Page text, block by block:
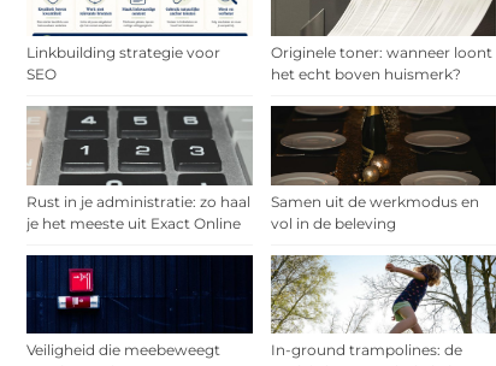
Linkbuilding strategie voor
SEO
Originele toner: wanneer loont
het echt boven huismerk?
Rust in je administratie: zo haal
je het meeste uit Exact Online
Samen uit de werkmodus en
vol in de beleving
Veiligheid die meebeweegt
In-ground trampolines: de